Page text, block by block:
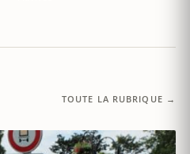
TOUTE LA RUBRIQUE →